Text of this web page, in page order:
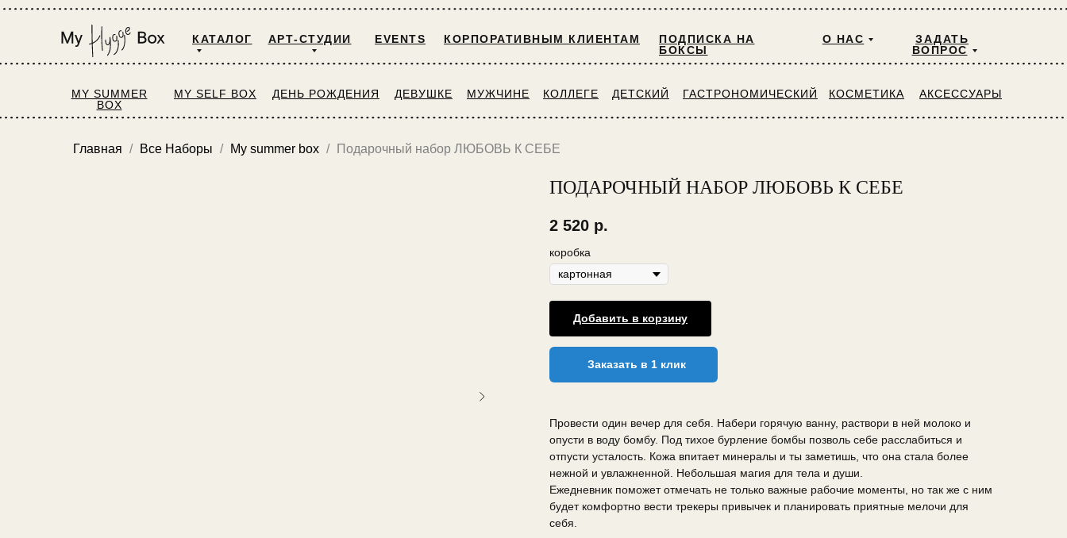
КАТАЛОГ КОРПОРАТИВНЫМ КЛИЕНТАМ
АРТ-СТУДИИ EVENTS О НАС
ЗАДАТЬ
ВОПРОС
ПОДПИСКА НА
БОКСЫ
MY SUMMER
BOX
MY SELF BOX КОЛЛЕГЕ ДЕТСКИЙ АКСЕССУАРЫ
КОСМЕТИКА
ГАСТРОНОМИЧЕСКИЙ
МУЖЧИНЕ
ДЕВУШКЕ
ДЕНЬ РОЖДЕНИЯ
Главная Все Наборы My summer box Подарочный набор ЛЮБОВЬ К СЕБЕ
ПОДАРОЧНЫЙ НАБОР ЛЮБОВЬ К СЕБЕ
2 520 р.
коробка
Добавить в корзину
Заказать в 1 клик
Провести один вечер для себя. Набери горячую ванну, раствори в ней молоко и
опусти в воду бомбу. Под тихое бурление бомбы позволь себе расслабиться и
отпусти усталость. Кожа впитает минералы и ты заметишь, что она стала более
нежной и увлажненной. Небольшая магия для тела и души.
Ежедневник поможет отмечать не только важные рабочие моменты, но так же с ним
будет комфортно вести трекеры привычек и планировать приятные мелочи для
себя.